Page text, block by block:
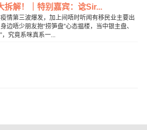
拆解！｜特别嘉宾：谂Sir...
情第三波爆发，加上间唔时听闻有移民业主要出
边唔少朋友抱“捞笋盘”心态揾楼，当中银主盘、
，究竟系咪真系一...